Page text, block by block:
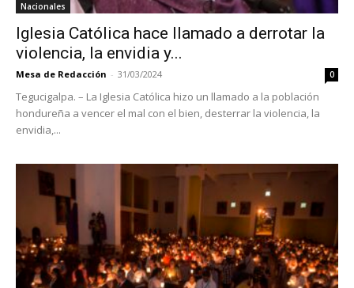
Nacionales
Iglesia Católica hace llamado a derrotar la
violencia, la envidia y...
Mesa de Redacción - 31/03/2024 0
Tegucigalpa. – La Iglesia Católica hizo un llamado a la población
hondureña a vencer el mal con el bien, desterrar la violencia, la
envidia,...